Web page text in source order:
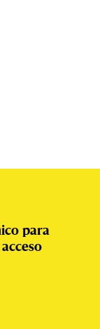
para